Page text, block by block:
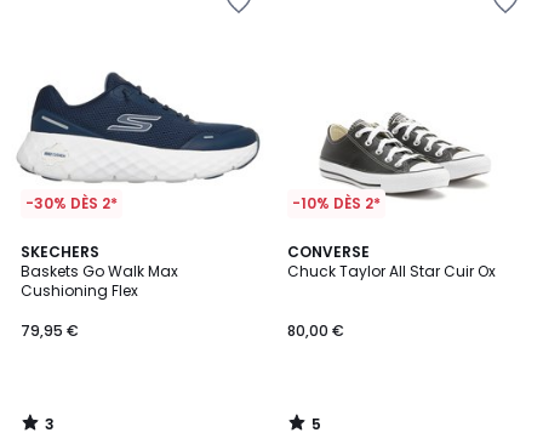
-30% DÈS 2*
SKECHERS
Baskets Go Walk Max
Cushioning Flex
79,95 €
3
/
5
3
/
-10% DÈS 2*
CONVERSE
Chuck Taylor All Star Cuir Ox
80,00 €
5
/
5
/